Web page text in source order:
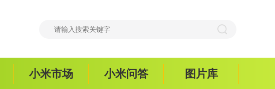
小米市场 小米问答 图片库